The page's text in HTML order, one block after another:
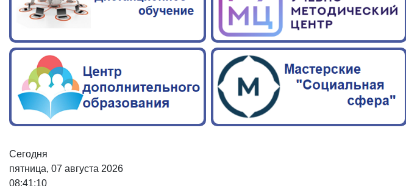
Сегодня
пятница, 07 августа 2026
08:41:11